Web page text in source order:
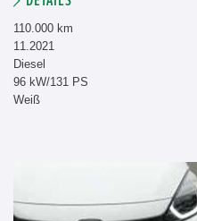
110.000 km
11.2021
Diesel
96 kW/131 PS
Weiß